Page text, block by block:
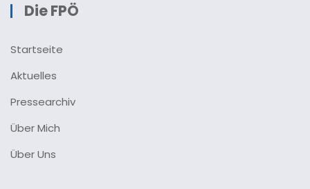
Die FPÖ
Startseite
Aktuelles
Pressearchiv
Über Mich
Über Uns